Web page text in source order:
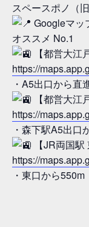
スペースポノ（
Googleマッ
オススメ No.1
【都営大江
https://
・A5出口から直
【都営大江
https://
・森下駅A5出口
【JR両国駅
https://
・東口から550m